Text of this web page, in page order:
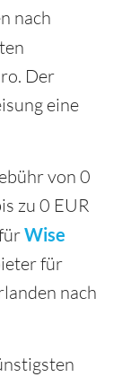
nach
Der
eine
von 0
zu 0 EUR
Wise
für
nach